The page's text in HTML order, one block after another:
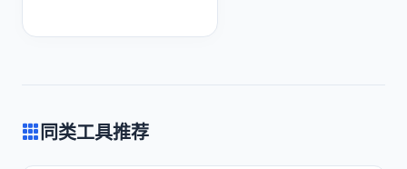
同类工具推荐